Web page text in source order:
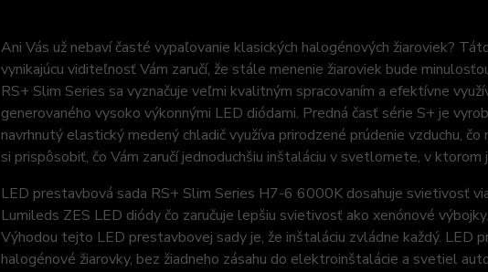
Ani Vás už nebaví časté vypaľovanie klasických halogénových žiaroviek?
vynikajúcu viditeľnosť Vám zaručí, že stále menenie žiaroviek bude
RS+ Slim Series sa vyznačuje veľmi kvalitným spracovaním a efektívne
generovaného vysoko výkonnými LED diódami. Predná časť série S+ je
navrhnutý elastický medený chladič využíva prirodzené prúdenie vzduchu,
si prispôsobiť, čo Vám zaručí jednoduchšiu inštaláciu v svetlomete, v
LED prestavbová sada RS+ Slim Series H7-6 6000K dosahuje svietivosť
Lumileds ZES LED diódy čo zaručuje lepšiu svietivosť ako xenónové výbojky.
Výhodou tejto LED prestavbovej sady je, že inštaláciu zvládne každý. LED
halogénové žiarovky, bez žiadneho zásahu do elektroinštalácie a svetiel